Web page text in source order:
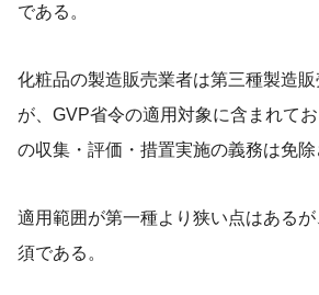
である。
化粧品の製造販売業者は第三種製造
が、GVP省令の適用対象に含まれて
の収集・評価・措置実施の義務は免除
適用範囲が第一種より狭い点はある
須である。